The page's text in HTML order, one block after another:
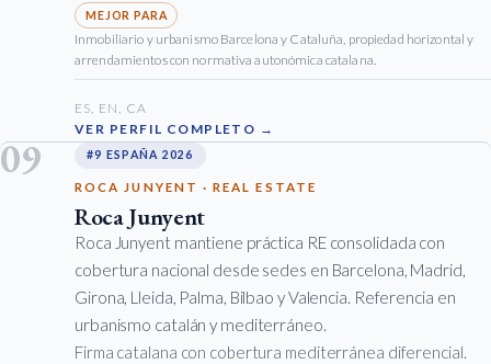
Inmobiliario y urbanismo Barcelona y Cataluña, propiedad horizontal y
arrendamientos con normativa autonómica catalana.
ES, EN, CA
VER PERFIL COMPLETO →
09 #9 ESPAÑA 2026
ROCA JUNYENT · REAL ESTATE
Roca Junyent
Roca Junyent mantiene práctica RE consolidada con
cobertura nacional desde sedes en Barcelona, Madrid,
Girona, Lleida, Palma, Bilbao y Valencia. Referencia en
urbanismo catalán y mediterráneo.
Firma catalana con cobertura mediterránea diferencial.